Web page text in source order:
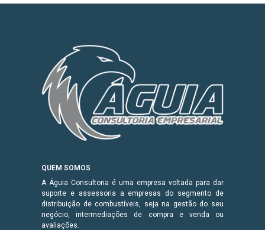
QUEM SOMOS
A Águia Consultoria é uma empresa voltada para dar
suporte e assessoria a empresas do segmento de
distribuição de combustíveis, seja na gestão do seu
negócio, intermediações de compra e venda ou
avaliações.